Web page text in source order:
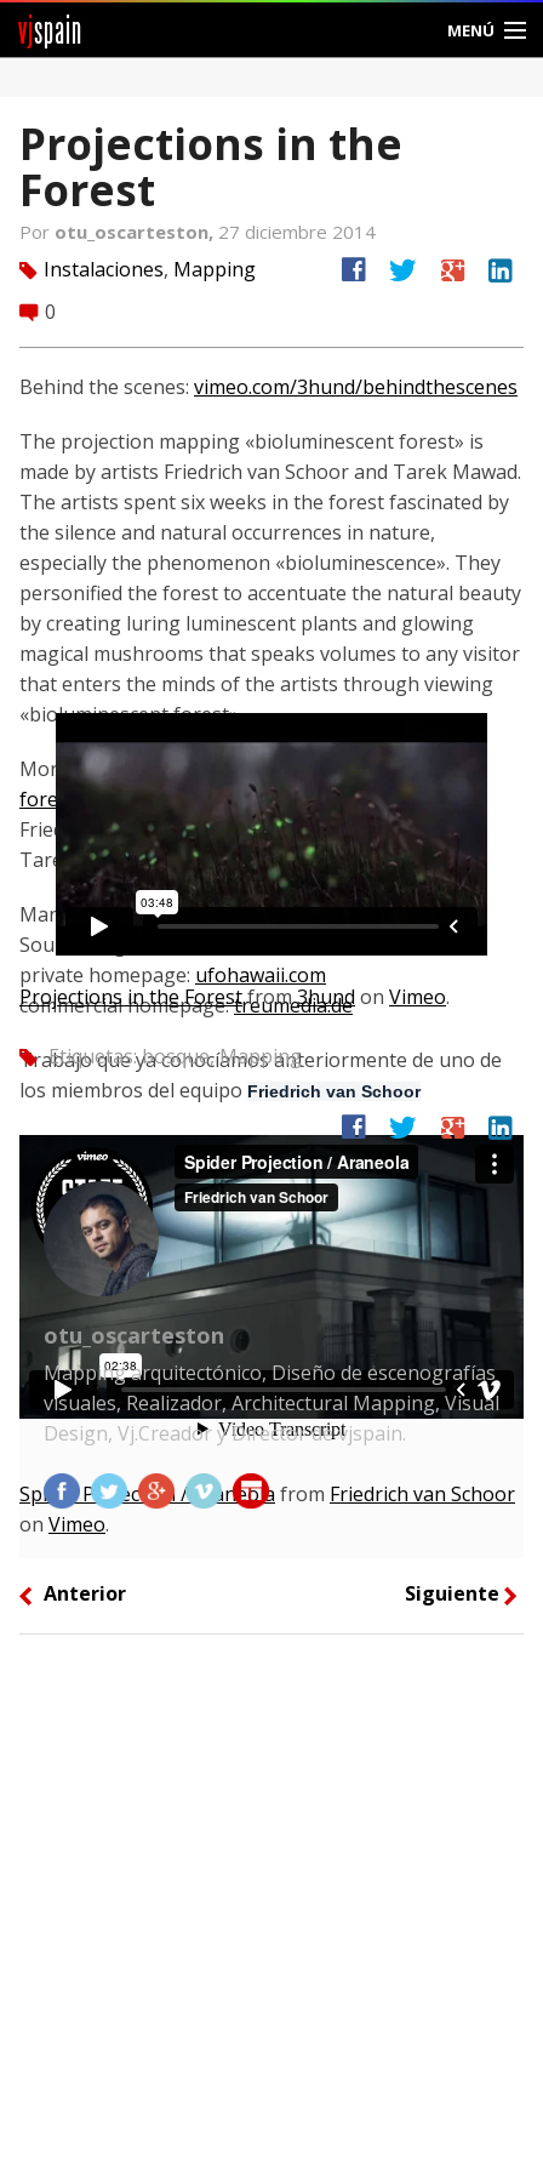
vjspain MENÚ
Foros
Noticias
Vjspain
Ayuda
Contacto
Entrar
Crear Cuenta
Projections in the
Forest
Por otu_oscarteston, 27 diciembre 2014
tag Instalaciones, Mapping
comment 0
facebook twitter google linkedin
Behind the scenes: vimeo.com/3hund/behindthescenes
The projection mapping «bioluminescent forest» is
made by artists Friedrich van Schoor and Tarek Mawad.
The artists spent six weeks in the forest fascinated by
the silence and natural occurrences in nature,
especially the phenomenon «bioluminescence». They
personified the forest to accentuate the natural beauty
by creating luring luminescent plants and glowing
magical mushrooms that speaks volumes to any visitor
that enters the minds of the artists through viewing
«bioluminescent forest».
More information on the project:
bioluminescent-
forest.com
Friedrich van Schoor: vanscore.com
Tarek Mawad:tarekmawad.com
Many thanks to Achim Treu, Composer and
Sounddesigner.
private homepage: ufohawaii.com
commercial homepage:treumedia.de
Trabajo que ya conocíamos anteriormente de uno de
los miembros del equipo Friedrich van Schoor
Spider Projection / Araneola from Friedrich van Schoor
on Vimeo.
Projections in the Forestfrom3hund on Vimeo.
tag Etiquetas:bosque,Mapping
facebook twitter google linkedin
otu_oscarteston
Mapping arquitectónico, Diseño de escenografías
visuales, Realizador, Architectural Mapping, Visual
Design, Vj.Creador y Director de vjspain.
left Anterior Siguiente right